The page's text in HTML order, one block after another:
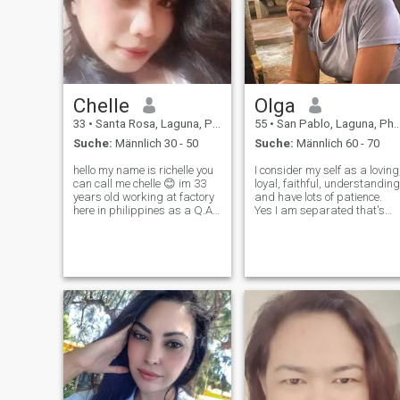
für Ich bin 100% echt, ehrlich,
loyal, vertrauenswürdig,
liebevoll und natürlich
fürsorglich, da ich eine
Fürsorgerin bin. Pls keine
Spiele,,, Spielen jemandes
glaube an Karma. - Ja, das
glaube ich.
Chelle
33 • Santa Rosa, Laguna, Philippinen
Suche: Männlich 30 - 50
hello my name is richelle you
can call me chelle 😊 im 33
years old working at factory
here in philippines as a Q.A
relationship.. ho
Olga
55 • San Pablo, Laguna, Philippinen
Suche: Männlich 60 - 70
I consider my self as a loving,
loyal, faithful, understanding
and have lots of patience.
Yes I am separated that's
for the family and fo